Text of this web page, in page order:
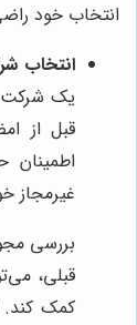
انتخاب خود
انتخاب
یک شرکت
قبل از
اطمینان
غیرمجاز
بررسی
قبلی،
کمک کند.